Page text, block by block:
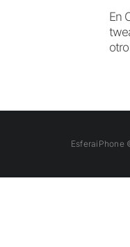
En
EsferaiPhone